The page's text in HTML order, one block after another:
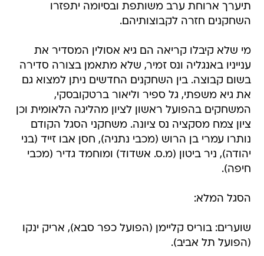
תיערך ארוחת ערב משותפת ובסיומה יתפזרו
השחקנים חזרה לקבוצותיהם.
מי שלא קיבלו קריאה הם גיא אסולין המסדיר את
ענייניו באנגליה ונס זמיר, שלא מתאמן בצורה סדירה
בשום קבוצה. בין השחקנים החדשים ניתן למצוא גם
את גיא משפתי, גל ספיר וליאור ברטקובסקי,
המשחקים בהפועל ראשון לציון מהליגה הלאומית וכן
ציון צמח מסקציה נס ציונה. משחקני הסגל הקודם
נותרו עמרי בן הרוש (מכבי נתניה), חסן אבו זייד (בני
יהודה), ניר ביטון (מ.ס. אשדוד) ומוחמד גדיר (מכבי
חיפה).
הסגל המלא:
שוערים: בוריס קליימן (הפועל כפר סבא), אריק ינקו
(הפועל תל אביב).